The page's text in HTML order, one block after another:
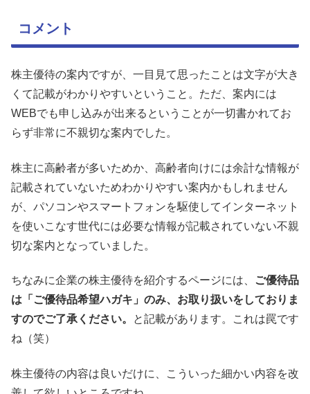
コメント
株主優待の案内ですが、一目見て思ったことは文字が大き
くて記載がわかりやすいということ。ただ、案内には
WEBでも申し込みが出来るということが一切書かれてお
らず非常に不親切な案内でした。
株主に高齢者が多いためか、高齢者向けには余計な情報が
記載されていないためわかりやすい案内かもしれません
が、パソコンやスマートフォンを駆使してインターネット
を使いこなす世代には必要な情報が記載されていない不親
切な案内となっていました。
ちなみに企業の株主優待を紹介するページには、
ご優待品
は「ご優待品希望ハガキ」のみ、お取り扱いをしておりま
すのでご了承ください。
と記載があります。これは罠です
ね（笑）
株主優待の内容は良いだけに、こういった細かい内容を改